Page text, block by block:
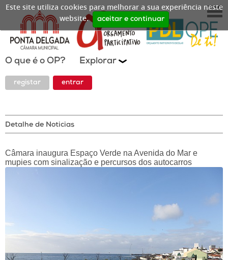
Este site utiliza cookies para melhorar a sua experiência neste
website.
aceitar e continuar
O que é o OP? Explorar
registar entrar
Detalhe de Noticias
Câmara inaugura Espaço Verde na Avenida do Mar e
mupies com sinalização e percursos dos autocarros